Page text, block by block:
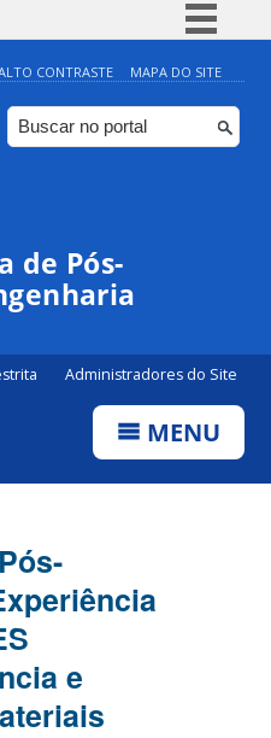
Simplifique!
Comunica BR
Participe
Canais
CONTRASTE MAPA DO SITE
de Pós-
Administradores do Site
MENU
e